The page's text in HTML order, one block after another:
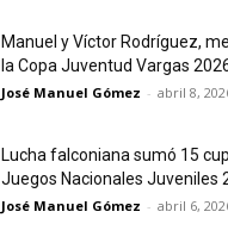
Manuel y Víctor Rodríguez,
la Copa Juventud Vargas
José Manuel Gómez - abril 8,
Lucha falconiana sumó 15
Juegos Nacionales Juveniles
José Manuel Gómez - abril 6,